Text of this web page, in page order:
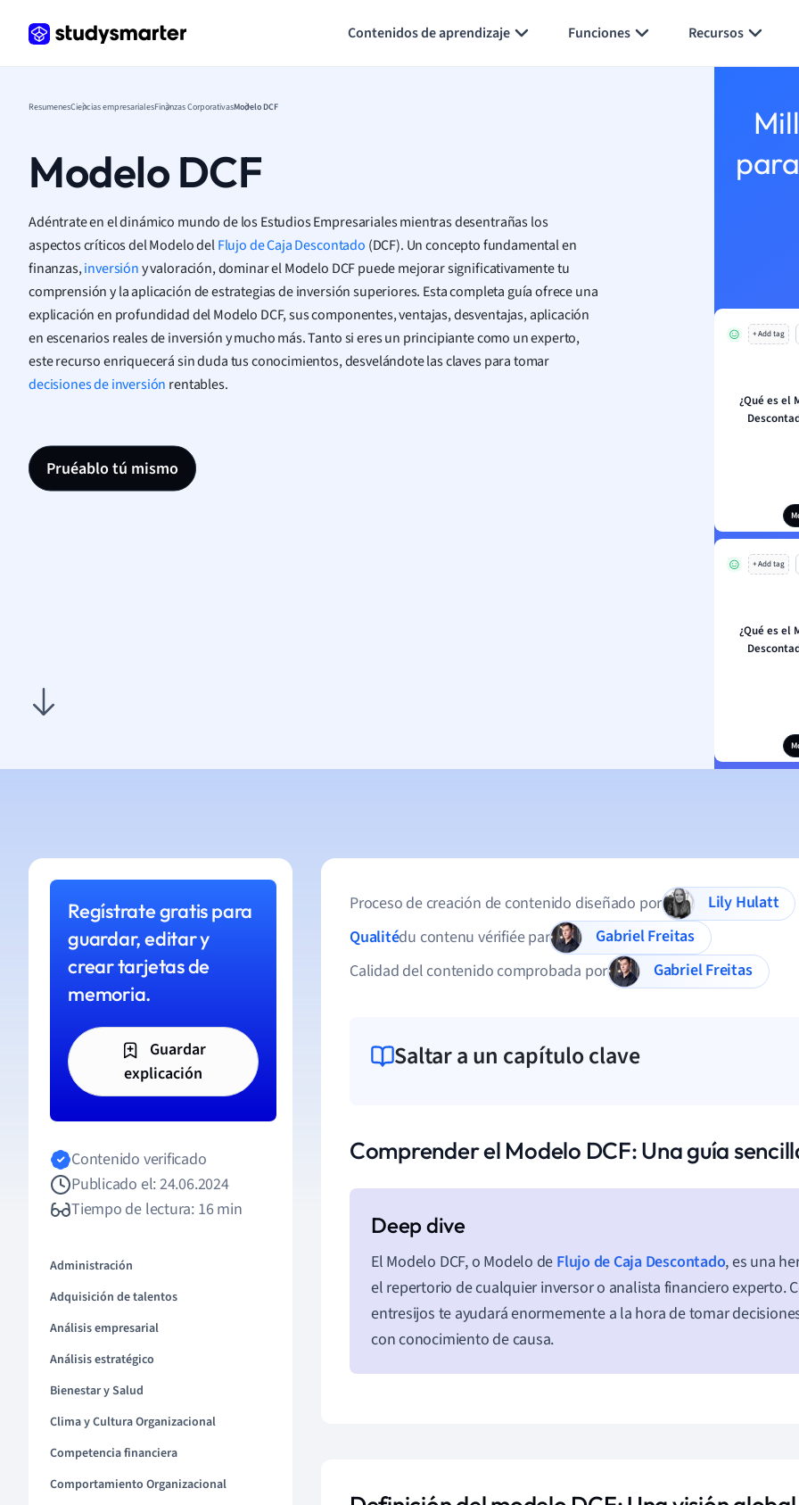
Contenidos de aprendizaje Funciones Recursos
ResumenesCiencias empresarialesFinanzas CorporativasModelo DCF
Modelo DCF
Adéntrate en el dinámico mundo de los Estudios Empresariales mientras desentrañas los
aspectos críticos del Modelo delFlujo de Caja Descontado (DCF). Un concepto fundamental en
finanzas,inversióny valoración, dominar el Modelo DCF puede mejorar significativamente tu
comprensión y la aplicación de estrategias de inversión superiores. Esta completa guía ofrece una
explicación en profundidad del Modelo DCF, sus componentes, ventajas, desventajas, aplicación
en escenarios reales de inversión y mucho más. Tanto si eres un principiante como un experto,
este recurso enriquecerá sin duda tus conocimientos, desvelándote las claves para tomar
decisiones de inversión rentables.
Pruéablo tú mismo
+ Add tag
¿Qué es el
+ Add tag
¿Qué es el
Regístrate gratis para
guardar, editar y
crear tarjetas de
memoria.
Guardar
explicación
Contenido verificado
Publicado el: 24.06.2024
Tiempo de lectura: 16 min
Administración
Adquisición de talentos
Análisis empresarial
Análisis estratégico
Bienestar y Salud
Clima y Cultura Organizacional
Competencia financiera
Comportamiento Organizacional
Proceso de creación de contenido diseñado por
Lily Hulatt
Qualitédu contenu vérifiée par
Gabriel Freitas
Calidad del contenido comprobada por
Gabriel Freitas
Saltar a un capítulo clave
Comprender el Modelo DCF: Una guía
El Modelo DCF, o Modelo de Flujo de Caja Descontado, es una
el repertorio de cualquier inversor o analista financiero experto.
entresijos te ayudará enormemente a la hora de tomar
con conocimiento de causa.